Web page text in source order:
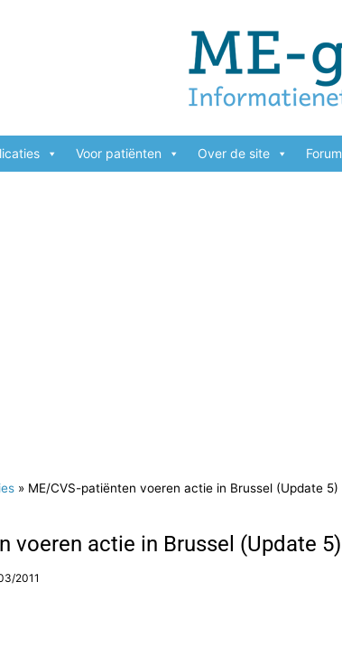
Voor patiënten Over de site Forum
» ME/CVS-patiënten voeren actie in Brussel (Update 5)
voeren actie in Brussel (Update 5)
2011